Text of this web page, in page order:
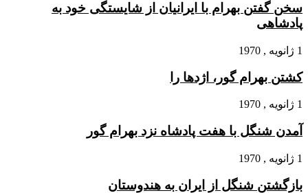
سخن گفتن بهرام با ایرانیان از شایستگى خود به
پادشاهى
1 ژانویه , 1970
کشتن بهرام گور، اژدها را
1 ژانویه , 1970
آمدن شنگل با هفت پادشاه نزد بهرام گور
1 ژانویه , 1970
بازگشتن شنگل از ایران به هندوستان